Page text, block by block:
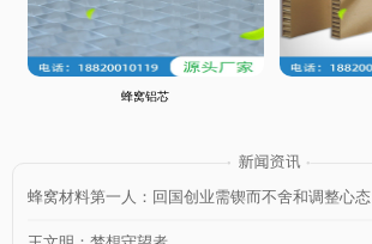
蜂窝铝芯
蜂窝材料第一人：回国创业需锲而不舍和调整心态